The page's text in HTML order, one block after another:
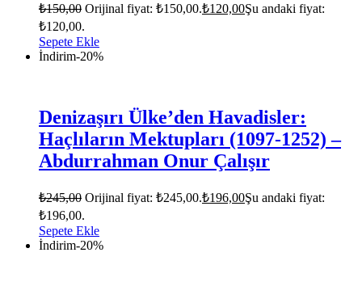
₺150,00 Orijinal fiyat: ₺150,00.₺120,00Şu andaki fiyat:
₺120,00.
Sepete Ekle
İndirim-20%
Denizaşırı Ülke’den Havadisler:
Haçlıların Mektupları (1097-1252) –
Abdurrahman Onur Çalışır
₺245,00 Orijinal fiyat: ₺245,00.₺196,00Şu andaki fiyat:
₺196,00.
Sepete Ekle
İndirim-20%